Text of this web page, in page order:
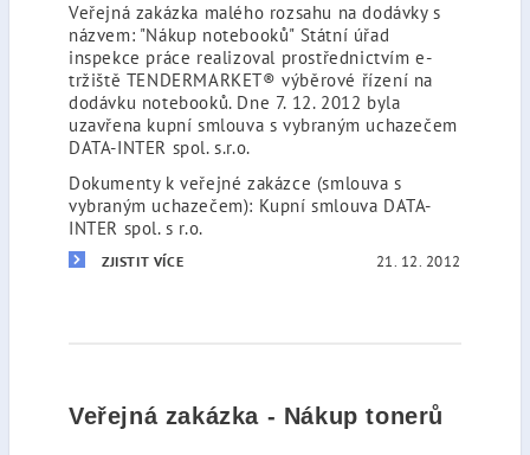
Veřejná zakázka malého rozsahu na dodávky s
názvem: "Nákup notebooků" Státní úřad
inspekce práce realizoval prostřednictvím e-
tržiště TENDERMARKET® výběrové řízení na
dodávku notebooků. Dne 7. 12. 2012 byla
uzavřena kupní smlouva s vybraným uchazečem
DATA-INTER spol. s.r.o.
Dokumenty k veřejné zakázce (smlouva s
vybraným uchazečem): Kupní smlouva DATA-
INTER spol. s r.o.
ZJISTIT VÍCE 21. 12. 2012
Veřejná zakázka - Nákup tonerů